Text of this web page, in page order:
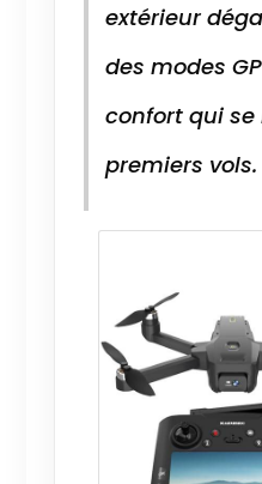
extérieur
des modes
confort qui se
premiers vols.